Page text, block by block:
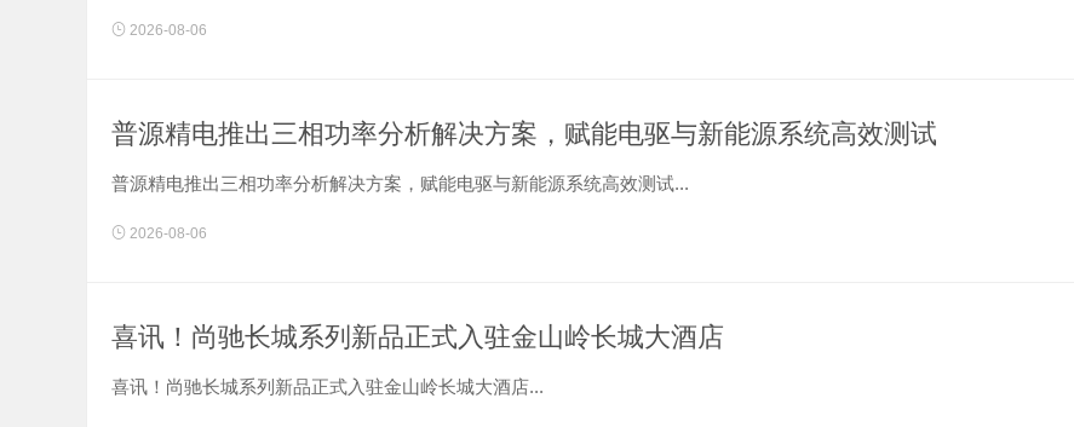
2026-08-06
普源精电推出三相功率分析解决方案，赋能电驱与新能源系统高效测试
普源精电推出三相功率分析解决方案，赋能电驱与新能源系统高效测试...
2026-08-06
喜讯！尚驰长城系列新品正式入驻金山岭长城大酒店
喜讯！尚驰长城系列新品正式入驻金山岭长城大酒店...